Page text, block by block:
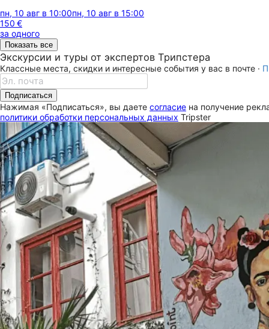
пн, 10 авг в 10:00пн, 10 авг в 15:00
150 €
за одного
Показать все
Экскурсии и туры от экспертов Трипстера
Классные места, скидки и интересные события у вас в почте ·
Подписаться
Нажимая «Подписаться», вы даете согласие на получение
политики обработки персональных данных Tripster